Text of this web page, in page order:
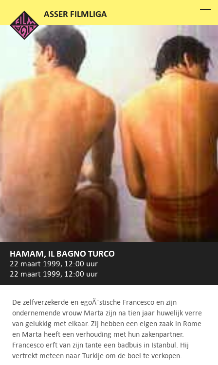
HAMAM, IL BAGNO TURCO
22 maart 1999, 12:00 uur
22 maart 1999, 12:00 uur
De zelfverzekerde en egoÃ¯stische Francesco en zijn
ondernemende vrouw Marta zijn na tien jaar huwelijk verre
van gelukkig met elkaar. Zij hebben een eigen zaak in Rome
en Marta heeft een verhouding met hun zakenpartner.
Francesco erft van zijn tante een badbuis in Istanbul. Hij
vertrekt meteen naar Turkije om de boel te verkopen.